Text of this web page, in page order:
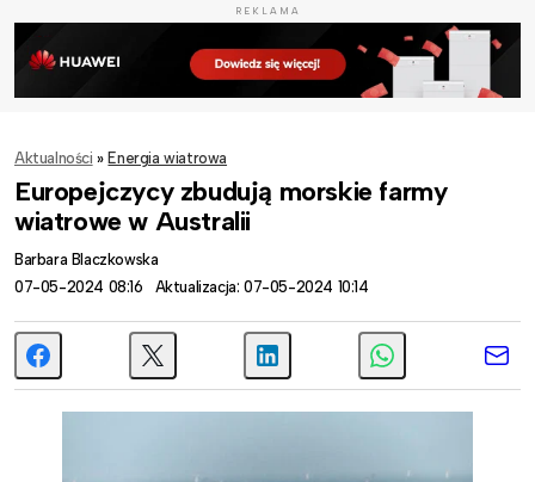
REKLAMA
Aktualności » Energia wiatrowa
Europejczycy zbudują morskie farmy
wiatrowe w Australii
Barbara Blaczkowska
07-05-2024 08:16
Aktualizacja: 07-05-2024 10:14